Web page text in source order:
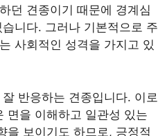
던 견종이기 때문에 경계심
니다. 그러나 기본적으로 주
사회적인 성격을 가지고 있
반응하는 견종입니다. 이로
면을 이해하고 일관성 있는
을 보이기도 하므로, 긍정적